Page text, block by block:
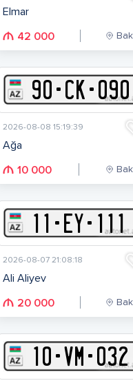
Elmar
42 000
90-CK-090
2026-08-08 15:19:39
Ağa
10 000
11 -EY- 111
2026-08-07 21:08:18
Ali Aliyev
20 000
10-VM-032